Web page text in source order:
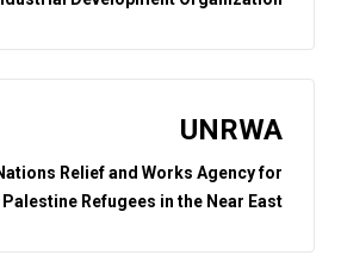
UNRWA
Relief and Works Agency for
Palestine Refugees in the Near East